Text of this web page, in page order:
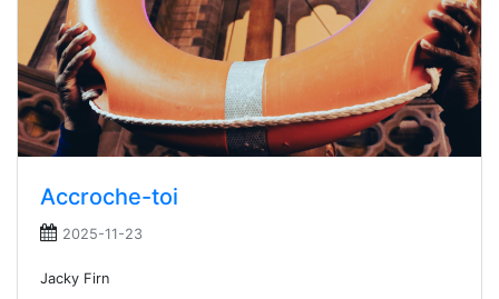
Accroche-toi
2025-11-23
Jacky Firn